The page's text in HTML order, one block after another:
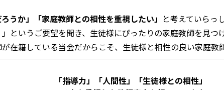
うか」「家庭教師との相性を重視したい」 と考えていらっ
というご要望を聞き、生徒様にぴったりの家庭教師を見つけ
在籍している当会だからこそ、生徒様と相性の良い家庭教
「指導力」「人間性」「生徒様との相性」